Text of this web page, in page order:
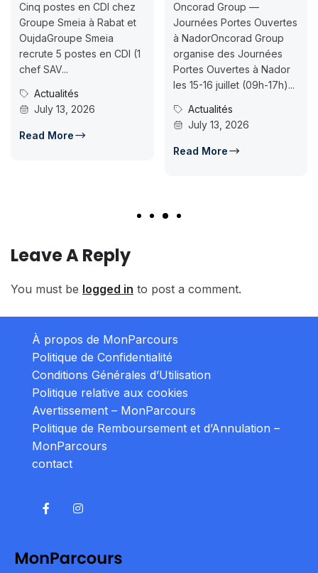
en CDI chez
à Rabat et
Smeia
en CDI (1
2026
Oncorad Group —
Journées Portes Ouvertes
à NadorOncorad Group
organise des Journées
Portes Ouvertes à Nador
les 15-16 juillet (09h-17h)...
July 13, 2026
07-18
Concours
07-
Leave A Reply
You must be logged in to post a comment.
À propos de MonParcours
Politique de Confidentialité
Conditions Générales d’Utilisation
Politique relative aux cookies
Avertissement – MonParcours
Politique de Remboursement et d’Annulation –
MonParcours
contact